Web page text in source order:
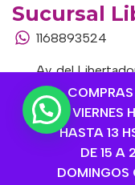
VIERNES
HASTA 13
DE 15 A
DOMINGOS
Sucursal
1168893524
Av. del
Buenos Aires
Lunes a Viernes
Sábados de 9hs